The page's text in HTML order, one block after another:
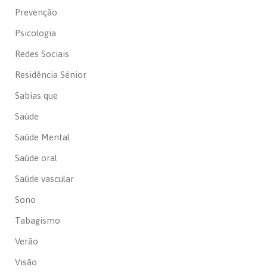
Prevenção
Psicologia
Redes Sociais
Residência Sénior
Sabias que
Saúde
Saúde Mental
Saúde oral
Saúde vascular
Sono
Tabagismo
Verão
Visão